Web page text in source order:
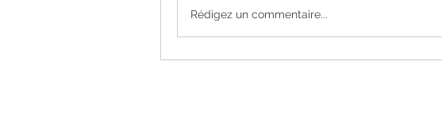
Rédigez un commentaire...